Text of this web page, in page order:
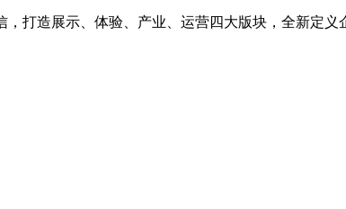
打造展示、体验、产业、运营四大版块，全新定义